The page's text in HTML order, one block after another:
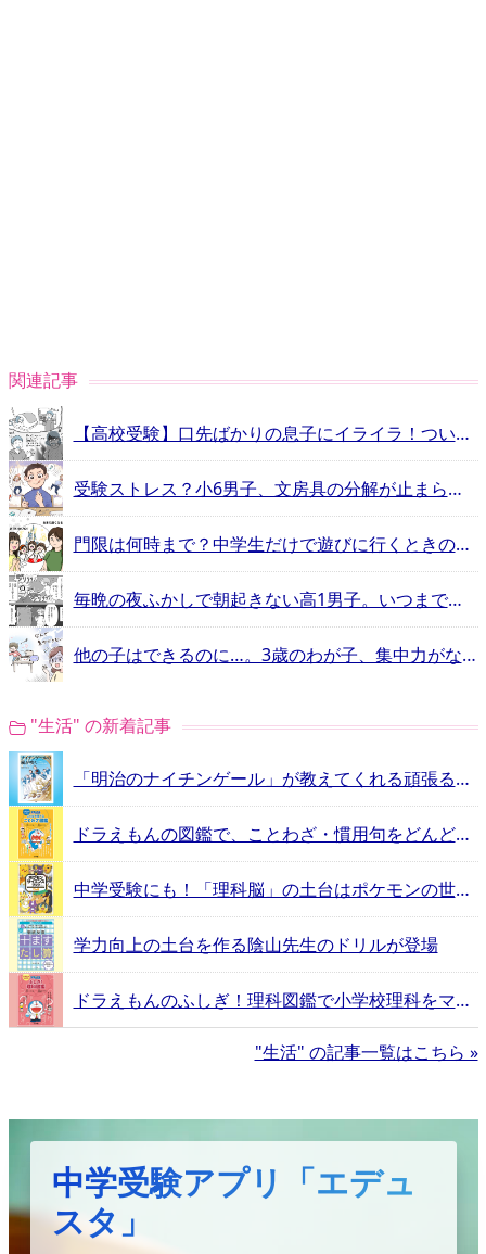
関連記事
【高校受験】口先ばかりの息子にイライラ！つい「受からない」と言ってしまって後悔…
受験ストレス？小6男子、文房具の分解が止まらない！
門限は何時まで？中学生だけで遊びに行くときのルール、決めていますか？
毎晩の夜ふかしで朝起きない高1男子。いつまで私が起こさないといけないの!!【4コマ漫画】
他の子はできるのに…。3歳のわが子、集中力がなさすぎで心配
"生活" の新着記事
「明治のナイチンゲール」が教えてくれる頑張るヒントとは？
ドラえもんの図鑑で、ことわざ・慣用句をどんどん覚えよう！
中学受験にも！「理科脳」の土台はポケモンの世界にあった
学力向上の土台を作る陰山先生のドリルが登場
ドラえもんのふしぎ！理科図鑑で小学校理科をマスター！
"生活" の記事一覧はこちら »
中学受験アプリ「エデュ
スタ」